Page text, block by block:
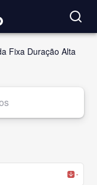
Fixa Duração Alta
-